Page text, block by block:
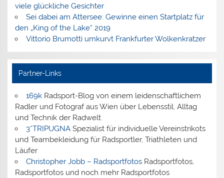
viele glückliche Gesichter
Sei dabei am Attersee: Gewinne einen Startplatz für
den „King of the Lake“ 2019
Vittorio Brumotti umkurvt Frankfurter Wolkenkratzer
Partner-Links
169kRadsport-Blog von einem leidenschaftlichem
Radler und Fotograf aus Wien über Lebensstil, Alltag
und Technik der Radwelt
3*TRIPUGNASpezialist für individuelle Vereinstrikots
und Teambekleidung für Radsportler, Triathleten und
Läufer
Christopher Jobb – RadsportfotosRadsportfotos,
Radsportfotos und noch mehr Radsportfotos